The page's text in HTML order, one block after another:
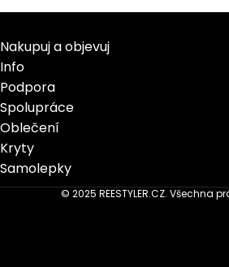
Nakupuj a objevuj
Info
Podpora
Spolupráce
Oblečení
Kryty
Samolepky
© 2025 REESTYLER.CZ. Všechna